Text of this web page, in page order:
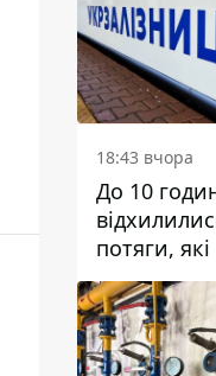
18:43 вчора
До 10
потяги,
Дніпро та